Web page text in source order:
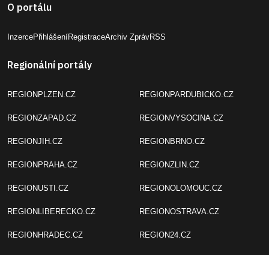
O portálu
InzercePřihlášeníRegistraceArchiv ZprávRSS
Regionální portály
REGIONPLZEN.CZ
REGIONZAPAD.CZ
REGIONJIH.CZ
REGIONPRAHA.CZ
REGIONUSTI.CZ
REGIONLIBERECKO.CZ
REGIONHRADEC.CZ
REGIONPARDUBICKO.CZ
REGIONVYSOCINA.CZ
REGIONBRNO.CZ
REGIONZLIN.CZ
REGIONOLOMOUC.CZ
REGIONOSTRAVA.CZ
REGION24.CZ